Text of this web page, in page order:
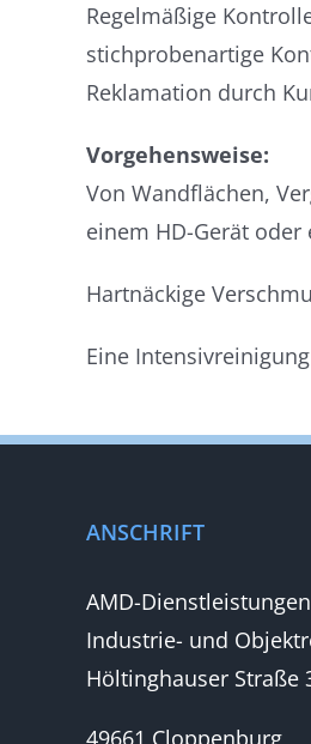
Regelmäßige
stichprobenartige
Reklamation durch
Vorgehensweise:
Von Wandflächen,
einem HD-Gerät
Hartnäckige
Eine
ANSCHRIFT
AMD-Dienstleistungen
Industrie- und
Höltinghauser Straße
49661 Cloppenburg